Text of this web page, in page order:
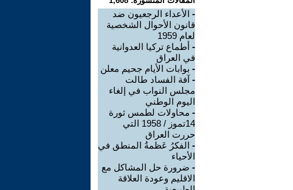
- الأعداء الرجعيون ضد
قانون الأحوال الشخصية
لعام 1959
- أطماع تركيا العدوانية
في العراق
- بوابات الأيام جحيم معلن
- آفة الفساد طالت
مجلس النواب في إلغاء
اليوم الوطني
- محاولات لطمس ثورة
14تموز / 1958 التي
حررت العراق
- الفكرُ عَظمةُ المنطق في
الأحياء
- ضرورة حل المشاكل مع
الاقليم وعودة العلاقة